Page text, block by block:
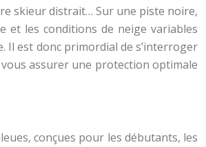
skieur distrait… Sur une piste noire,
et les conditions de neige variables
Il est donc primordial de s’interroger
assurer une protection optimale
conçues pour les débutants, les